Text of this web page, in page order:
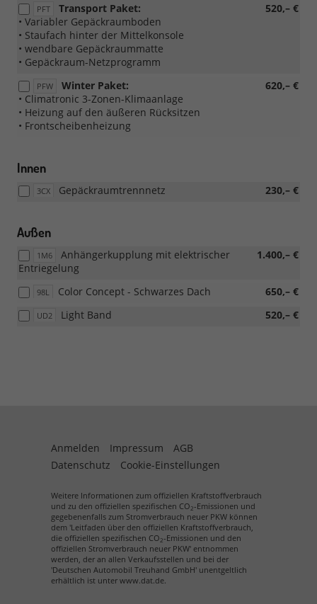
PFT 520,– €
Transport Paket:
• Variabler Gepäckraumboden
• Staufach hinter der Mittelkonsole
• wendbare Gepäckraummatte
• Gepäckraum-Netzprogramm
PFW 620,– €
Winter Paket:
• Climatronic 3-Zonen-Klimaanlage
• Heizung auf den äußeren Rücksitzen
• Frontscheibenheizung
Innen
3CX 230,– €
Gepäckraumtrennnetz
Außen
1M6 1.400,– €
Anhängerkupplung mit elektrischer
Entriegelung
98L 650,– €
Color Concept - Schwarzes Dach
UD2 520,– €
Light Band
Anmelden Impressum
AGB
Datenschutz
Cookie-Einstellungen
Weitere Informationen zum offiziellen Kraftstoffverbrauch
und zu den offiziellen spezifischen CO2-Emissionen und
gegebenenfalls zum Stromverbrauch neuer PKW können
dem 'Leitfaden über den offiziellen Kraftstoffverbrauch,
die offiziellen spezifischen CO2-Emissionen und den
offiziellen Stromverbrauch neuer PKW' entnommen
werden, der an allen Verkaufsstellen und bei der
'Deutschen Automobil Treuhand GmbH' unentgeltlich
erhältlich ist unter www.dat.de.